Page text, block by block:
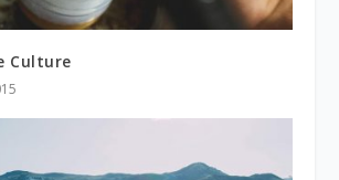
Culture